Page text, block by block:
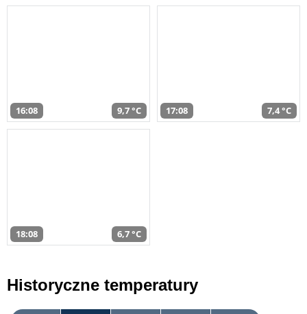
16:08 9,7 °C 17:08 7,4 °C
18:08 6,7 °C
Historyczne temperatury